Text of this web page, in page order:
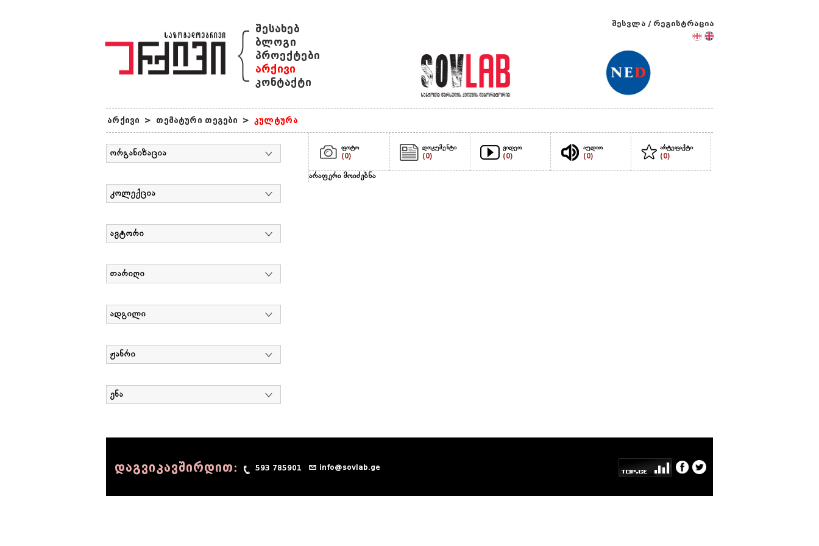
{ შესახებ
ბლოგი
პროექტები
არქივი
კონტაქტი
შესვლა / რეგისტრაცია
არქივი > თემატური თეგები > კულტურა
ორგანიზაცია
კოლექცია
ავტორი
თარიღი
ადგილი
ჟანრი
ენა
ფოტო
(0)
დოკუმენტი
(0)
ვიდეო
(0)
აუდიო
(0)
არტეფაქტი
(0)
არაფერი მოიძებნა
დაგვიკავშირდით: 593 785901 info@sovlab.ge